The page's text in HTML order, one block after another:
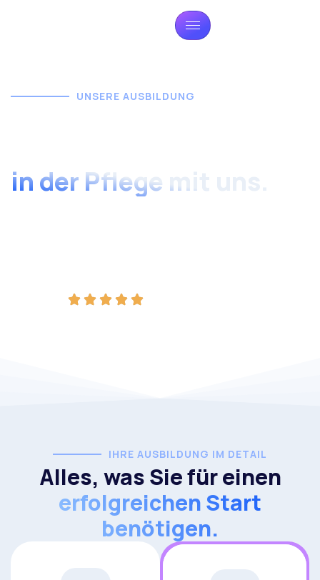
UNSERE AUSBILDUNG
in der Pflege mit uns.
IHRE AUSBILDUNG IM DETAIL
Alles, was Sie für einen
erfolgreichen Start
benötigen.